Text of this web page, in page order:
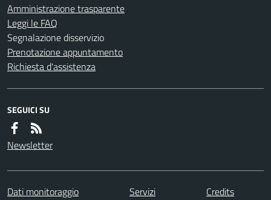
Amministrazione trasparente
Leggi le FAQ
Segnalazione disservizio
Prenotazione appuntamento
Richiesta d'assistenza
SEGUICI SU
Newsletter
Dati monitoraggio Servizi
Credits